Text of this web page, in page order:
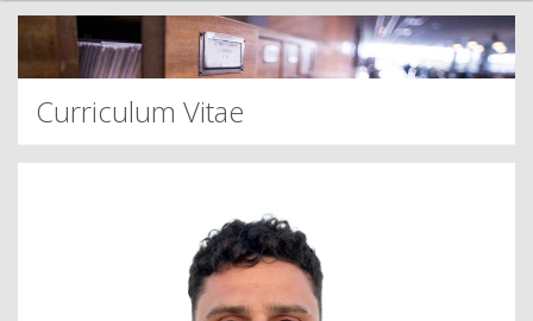
Curriculum Vitae